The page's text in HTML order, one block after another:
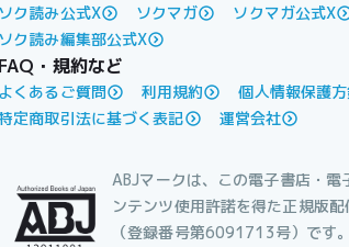
ソク読み公式X ソクマガ ソクマガ公式X
ソク読み編集部公式X
FAQ・規約など
よくあるご質問 利用規約 個人情報保護
定商取引法に基づく表記
運営会社
ABJマークは、この電子書店・
ンテンツ使用許諾を得た正規版
（登録番号第6091713号）です